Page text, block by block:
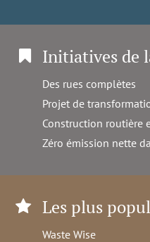
Initiatives de
Des rues complètes
Projet de
Construction routière
Zéro émission nette
Les plus
Waste Wise